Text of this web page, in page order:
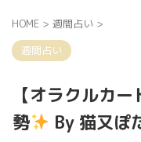
HOME > 週間占い >
週間占い
【オラクルカ
勢
By 猫又ぽ